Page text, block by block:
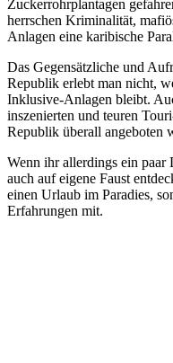
Zuckerrohrplantagen
herrschen Kriminalität,
Anlagen eine karibische
Das Gegensätzliche und
Republik erlebt man nicht,
Inklusive-Anlagen bleibt.
inszenierten und teuren
Republik überall angeboten
Wenn ihr allerdings ein paar
auch auf eigene Faust
einen Urlaub im Paradies,
Erfahrungen mit.